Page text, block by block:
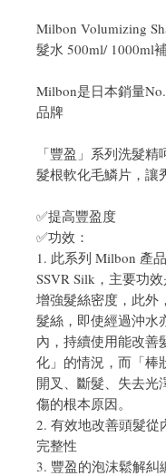
Milbon Volumizing
髮水 500ml/ 1000ml
Milbon是日本銷量
品牌
「豐盈」系列洗髮
髮根軟化毛鱗片，讓
✅提高豐盈度
✅功效：
1. 此系列 Milbon 產
SSVR Silk，主要功
增強髮絲密度，此外
髮絲，即使經過沖水
內，持續使用能改善
化」的情況，而「棒
開叉、斷髮、失去光
傷的根本原因。
2. 有效地改善頭髮從
完整性
3. 豐盈的泡沫鬆解糾